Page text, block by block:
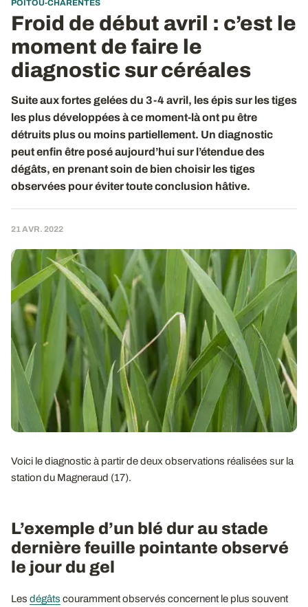
POITOU-CHARENTES
Froid de début avril : c’est le
moment de faire le
diagnostic sur céréales
Suite aux fortes gelées du 3-4 avril, les épis sur les tiges
les plus développées à ce moment-là ont pu être
détruits plus ou moins partiellement. Un diagnostic
peut enfin être posé aujourd’hui sur l’étendue des
dégâts, en prenant soin de bien choisir les tiges
observées pour éviter toute conclusion hâtive.
21 AVR. 2022
Voici le diagnostic à partir de deux observations réalisées sur la
station du Magneraud (17).
L’exemple d’un blé dur au stade
dernière feuille pointante observé
le jour du gel
Les dégâts couramment observés concernent le plus souvent